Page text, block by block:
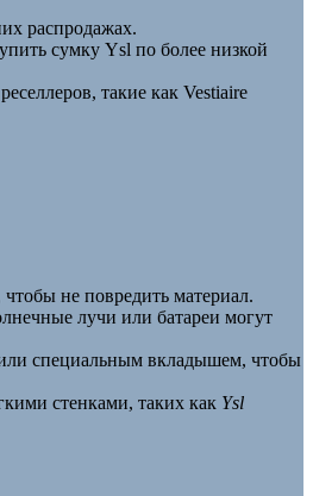
распродажах.
сумку Ysl по более низкой
такие как Vestiaire
не повредить материал.
лучи или батареи могут
специальным вкладышем, чтобы
стенками, таких как Ysl